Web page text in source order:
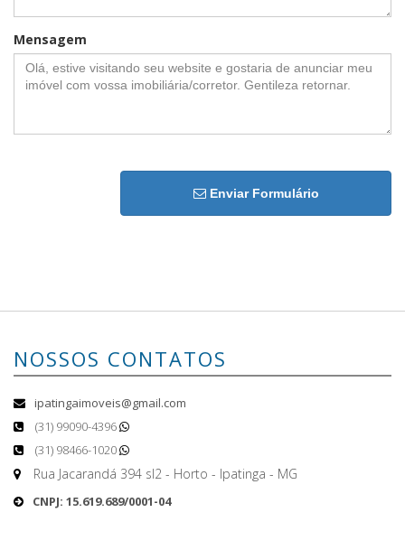
Mensagem
Enviar Formulário
NOSSOS CONTATOS
ipatingaimoveis@gmail.com
(31) 99090-4396
(31) 98466-1020
Rua Jacarandá 394 sl2 - Horto - Ipatinga - MG
CNPJ: 15.619.689/0001-04